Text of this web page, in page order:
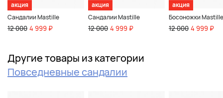
акция
Сандалии Mastille
12 000 4 999 ₽
акция
Сандалии Mastille
12 000 4 999 ₽
акция
Босоножки Mastille
12 000 4 999 ₽
Другие товары из категории
Повседневные сандалии